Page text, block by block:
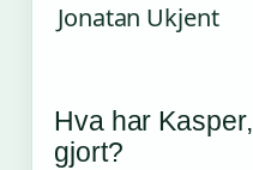
Jonatan Ukjent
Hva har
gjort?